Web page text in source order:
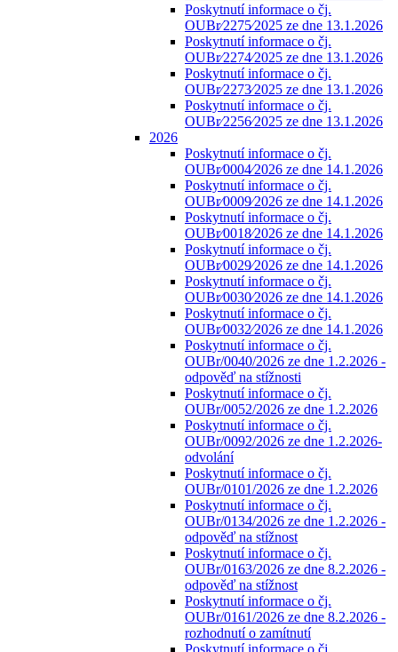
Poskytnutí informace o čj.
OUBr⁄2275⁄2025 ze dne 13.1.2026
Poskytnutí informace o čj.
OUBr⁄2274⁄2025 ze dne 13.1.2026
Poskytnutí informace o čj.
OUBr⁄2273⁄2025 ze dne 13.1.2026
Poskytnutí informace o čj.
OUBr⁄2256⁄2025 ze dne 13.1.2026
2026
Poskytnutí informace o čj.
OUBr⁄0004⁄2026 ze dne 14.1.2026
Poskytnutí informace o čj.
OUBr⁄0009⁄2026 ze dne 14.1.2026
Poskytnutí informace o čj.
OUBr⁄0018⁄2026 ze dne 14.1.2026
Poskytnutí informace o čj.
OUBr⁄0029⁄2026 ze dne 14.1.2026
Poskytnutí informace o čj.
OUBr⁄0030⁄2026 ze dne 14.1.2026
Poskytnutí informace o čj.
OUBr⁄0032⁄2026 ze dne 14.1.2026
Poskytnutí informace o čj.
OUBr/0040/2026 ze dne 1.2.2026 -
odpověď na stížnosti
Poskytnutí informace o čj.
OUBr/0052/2026 ze dne 1.2.2026
Poskytnutí informace o čj.
OUBr/0092/2026 ze dne 1.2.2026-
odvolání
Poskytnutí informace o čj.
OUBr/0101/2026 ze dne 1.2.2026
Poskytnutí informace o čj.
OUBr/0134/2026 ze dne 1.2.2026 -
odpověď na stížnost
Poskytnutí informace o čj.
OUBr/0163/2026 ze dne 8.2.2026 -
odpověď na stížnost
Poskytnutí informace o čj.
OUBr/0161/2026 ze dne 8.2.2026 -
rozhodnutí o zamítnutí
Poskytnutí informace o čj.